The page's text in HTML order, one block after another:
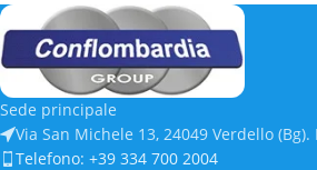
Sede principale
Via San Michele 13, 24049 Verdello (Bg).
Telefono: +39 334 700 2004